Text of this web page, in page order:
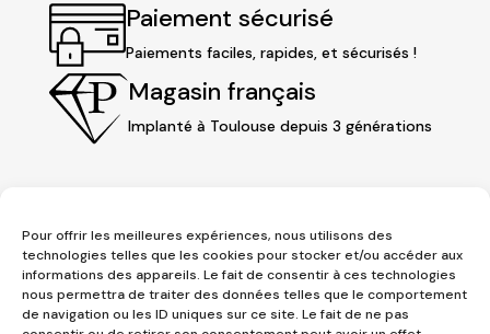
Pour offrir les meilleures expériences, nous utilisons des
technologies telles que les cookies pour stocker et/ou accéder aux
informations des appareils. Le fait de consentir à ces technologies
nous permettra de traiter des données telles que le comportement
de navigation ou les ID uniques sur ce site. Le fait de ne pas
Paiement sécurisé
Paiements faciles, rapides, et sécurisés !
Magasin français
Implanté à Toulouse depuis 3 générations